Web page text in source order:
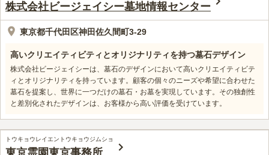
株式会社ビージェイシー墓地情報センター
東京都千代田区神田佐久間町3-29
高いクリエイティビティとオリジナリティを持つ墓石デザイン
株式会社ビージェイシーは、墓石のデザインにおいて高いクリエイティビテ
ィとオリジナリティを持っています。顧客の個々のニーズや希望に合わせた
墓石を提案し、世界に一つだけの墓石・お墓を実現しています。その独創性
と差別化されたデザインは、お客様から高い評価を受けています。
トウキョウレイエントウキョウジムショ
東京霊園東京事務所